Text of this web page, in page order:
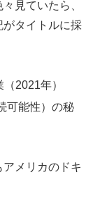
見ていたら、
タイトルに採
2021年）
可能性）の秘
メリカのドキ